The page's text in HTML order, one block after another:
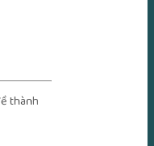
thành